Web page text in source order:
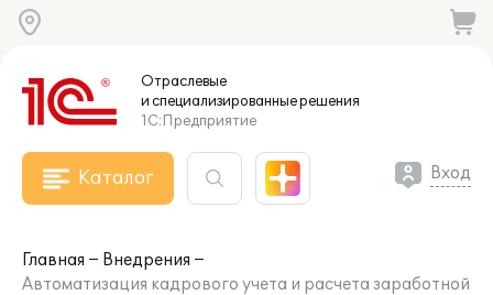
Отраслевые
и специализированныерешения
1С:Предприятие
Каталог Вход
Главная
Внедрения
Автоматизация кадрового учета и расчета заработной